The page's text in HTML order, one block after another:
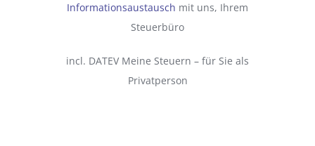
Informationsaustausch mit uns, Ihrem
Steuerbüro
incl. DATEV Meine Steuern – für Sie als
Privatperson